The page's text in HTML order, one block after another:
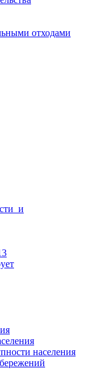
отходами
и
населения